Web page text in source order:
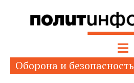
Оборона и безопасность